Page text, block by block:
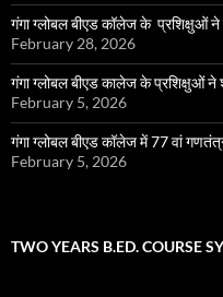
गंगा ग्लोबल बीएड कॉलेज के प्रशिक्षुओं ने
February 28, 2026
गंगा ग्लोबल बीएड कालेज के प्रशिक्षुओं ने
February 5, 2026
गंगा ग्लोबल बीएड कॉलेज में 77 वां
February 5, 2026
TWO YEARS B.ED. COURSE